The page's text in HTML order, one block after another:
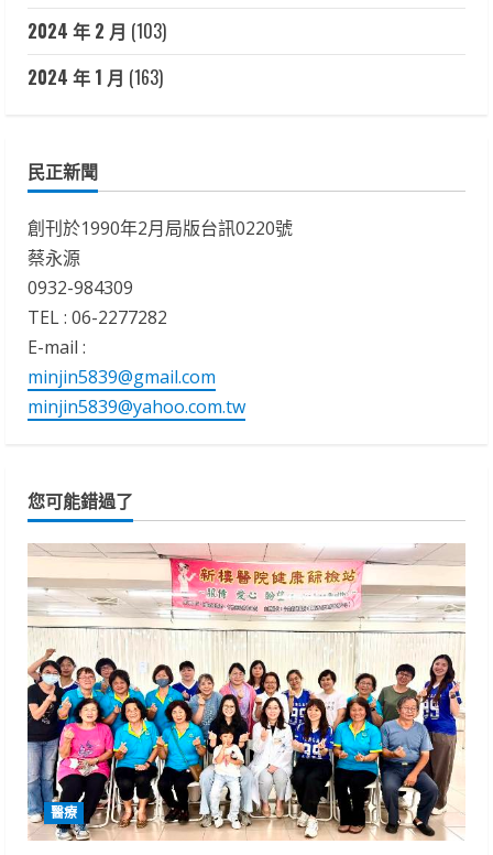
2024 年 2 月 (103)
2024 年 1 月 (163)
民正新聞
創刊於1990年2月局版台訊0220號
蔡永源
0932-984309
TEL : 06-2277282
E-mail :
minjin5839@gmail.com
minjin5839@yahoo.com.tw
您可能錯過了
醫療